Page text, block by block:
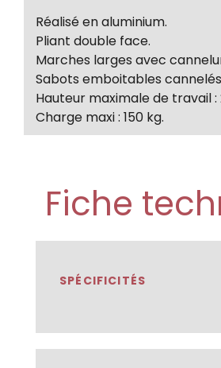
Réalisé en aluminium.
Pliant double face.
Marches larges avec
Sabots emboitables
Hauteur maximale de travail :
Charge maxi : 150 kg.
Fiche
SPÉCIFICITÉS